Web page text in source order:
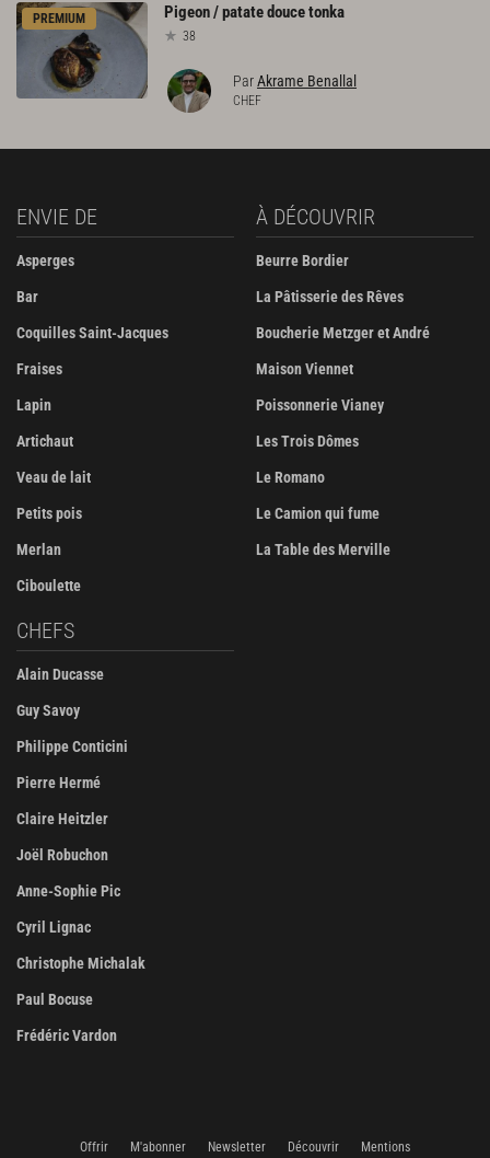
PREMIUM Pigeon/patatedoucetonka
38
ParAkrame Benallal
CHEF
ENVIE DE
Asperges
Bar
Coquilles Saint-Jacques
Fraises
Lapin
Artichaut
Veau de lait
Petits pois
Merlan
Ciboulette
À DÉCOUVRIR
Beurre Bordier
La Pâtisserie des Rêves
Boucherie Metzger et André
Maison Viennet
Poissonnerie Vianey
Les Trois Dômes
Le Romano
Le Camion qui fume
La Table des Merville
CHEFS
Alain Ducasse
Guy Savoy
Philippe Conticini
Pierre Hermé
Claire Heitzler
Joël Robuchon
Anne-Sophie Pic
Cyril Lignac
Christophe Michalak
Paul Bocuse
Frédéric Vardon
Offrir M'abonner Newsletter Découvrir Mentions